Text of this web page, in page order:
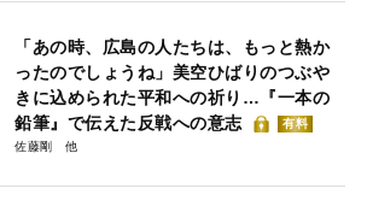
「あの時、広島の人たちは、もっと熱か
ったのでしょうね」美空ひばりのつぶや
きに込められた平和への祈り…『一本の
鉛筆』で伝えた反戦への意志
有料
佐藤剛